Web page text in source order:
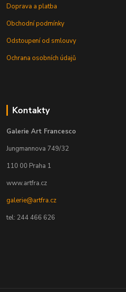
Doprava a platba
Obchodní podmínky
Odstoupení od smlouvy
Ochrana osobních údajů
Kontakty
Galerie Art Francesco
Jungmannova 749/32
110 00 Praha 1
www.artfra.cz
galerie@artfra.cz
tel: 244 466 626